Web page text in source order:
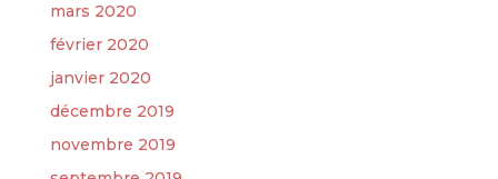
mars 2020
février 2020
janvier 2020
décembre 2019
novembre 2019